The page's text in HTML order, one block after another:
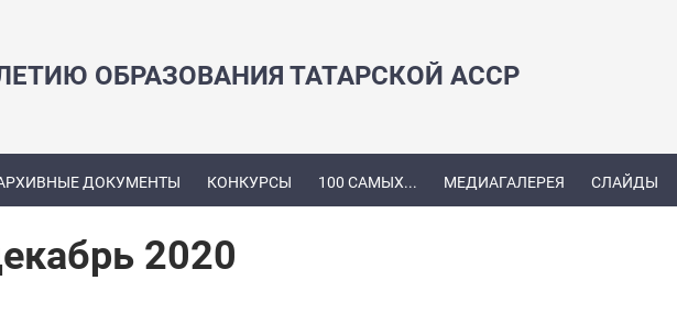
ОБРАЗОВАНИЯ ТАТАРСКОЙ АССР
ДОКУМЕНТЫ КОНКУРСЫ 100 САМЫХ... МЕДИАГАЛЕРЕЯ СЛАЙДЫ
2020